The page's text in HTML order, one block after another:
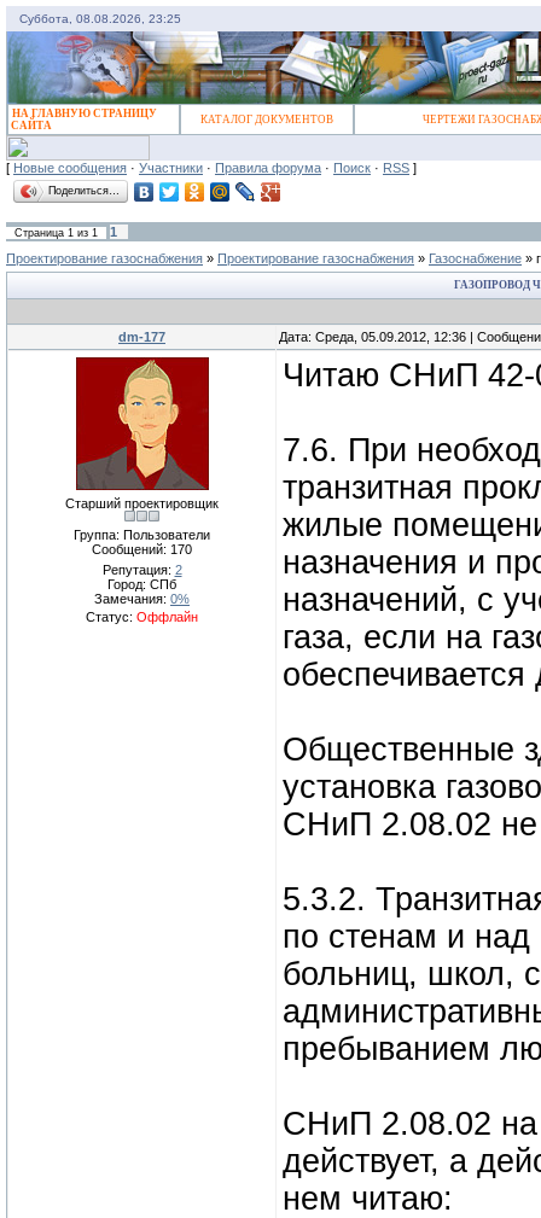
Суббота, 08.08.2026, 23:25
НА ГЛАВНУЮ СТРАНИЦУ
САЙТА
КАТАЛОГ ДОКУМЕНТОВ ЧЕРТЕЖИ
[ Новые сообщения · Участники · Правила форума · Поиск · RSS ]
Поделиться…
Страница 1 из 1
1
Проектирование газоснабжения » Проектирование газоснабжения » Газоснабжение »
ГАЗОПРОВОД
dm-177 Дата: Среда, 05.09.2012, 12:36 |
Старший проектировщик
Группа: Пользователи
Сообщений: 170
Репутация: 2
Город: СПб
Замечания: 0%
Статус: Оффлайн
Читаю СНиП 42-
7.6. При
транзитная
жилые
назначения и
назначений, с
газа, если на
Общественные
установка
СНиП 2.08.02 не
5.3.2.
по стенам и над
больниц, школ,
пребыванием
СНиП 2.08.02 на
действует, а
нем читаю: